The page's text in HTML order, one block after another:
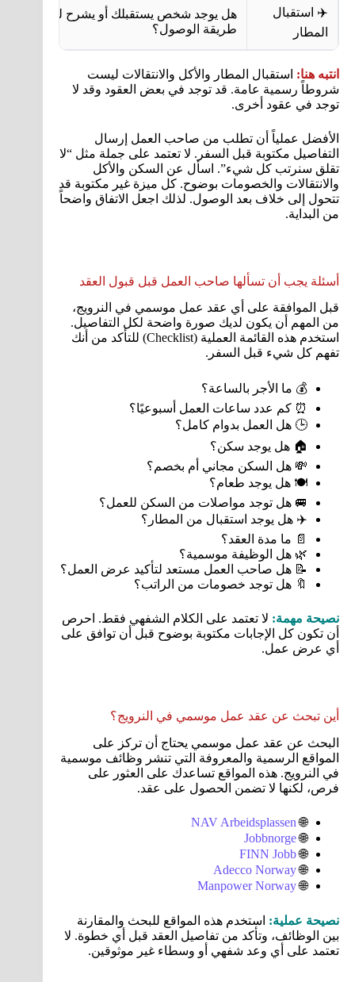
✈️ استقبال
المطار
هل يوجد شخص يستقبلك أو يشرح لك
طريقة الوصول؟
انتبه هنا: استقبال المطار والأكل والانتقالات ليست
شروطاً رسمية عامة. قد توجد في بعض العقود وقد لا
توجد في عقود أخرى.
الأفضل عملياً أن تطلب من صاحب العمل إرسال
التفاصيل مكتوبة قبل السفر. لا تعتمد على جملة مثل “لا
تقلق سنرتب كل شيء”. اسأل عن السكن والأكل
والانتقالات والخصومات بوضوح. كل ميزة غير مكتوبة قد
تتحول إلى خلاف بعد الوصول. لذلك اجعل الاتفاق واضحاً
من البداية.
أسئلة يجب أن تسألها صاحب العمل قبل قبول العقد
قبل الموافقة على أي عقد عمل موسمي في النرويج،
من المهم أن يكون لديك صورة واضحة لكل التفاصيل.
استخدم هذه القائمة العملية (Checklist) للتأكد من أنك
تفهم كل شيء قبل السفر.
💰 ما الأجر بالساعة؟
⏰ كم عدد ساعات العمل أسبوعيًا؟
🕒 هل العمل بدوام كامل؟
🏠 هل يوجد سكن؟
💸 هل السكن مجاني أم بخصم؟
🍽️ هل يوجد طعام؟
🚐 هل توجد مواصلات من السكن للعمل؟
✈️ هل يوجد استقبال من المطار؟
📄 ما مدة العقد؟
🌿 هل الوظيفة موسمية؟
📝 هل صاحب العمل مستعد لتأكيد عرض العمل؟
🔖 هل توجد خصومات من الراتب؟
نصيحة مهمة: لا تعتمد على الكلام الشفهي فقط. احرص
أن تكون كل الإجابات مكتوبة بوضوح قبل أن توافق على
أي عرض عمل.
أين تبحث عن عقد عمل موسمي في النرويج؟
البحث عن عقد عمل موسمي يحتاج أن تركز على
المواقع الرسمية والمعروفة التي تنشر وظائف موسمية
في النرويج. هذه المواقع تساعدك على العثور على
فرص، لكنها لا تضمن الحصول على عقد.
🌐
NAV Arbeidsplassen
🌐
Jobbnorge
🌐
FINN Jobb
🌐
Adecco Norway
🌐
Manpower Norway
نصيحة عملية: استخدم هذه المواقع للبحث والمقارنة
بين الوظائف، وتأكد من تفاصيل العقد قبل أي خطوة. لا
تعتمد على أي وعد شفهي أو وسطاء غير موثوقين.